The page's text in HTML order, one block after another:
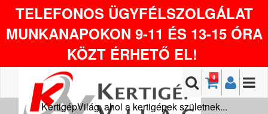
TELEFONOS ÜGYFÉLSZOLGÁLAT
MUNKANAPOKON 9-11 ÉS 13-15 ÓRA
KÖZT ÉRHETŐ EL!
0
KertigépVilág, ahol a kertigépek születnek...